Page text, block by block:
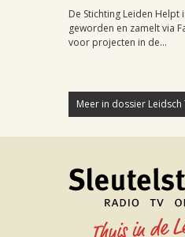
De Stichting Leiden Helpt
geworden en zamelt via
voor projecten in de...
Meer in dossier